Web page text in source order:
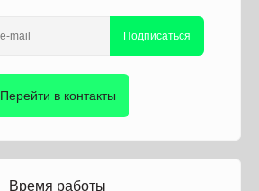
Подписаться
Перейти в контакты
Время работы